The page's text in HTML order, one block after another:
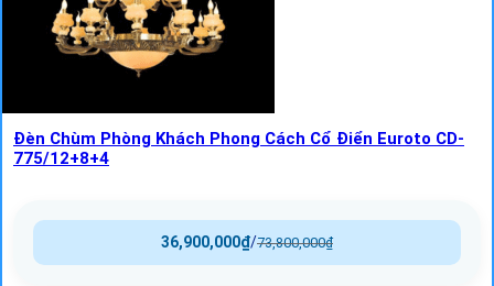
Đèn Chùm Phòng Khách Phong Cách Cổ Điển Euroto CD-
775/12+8+4
73,800,000₫
/
36,900,000₫